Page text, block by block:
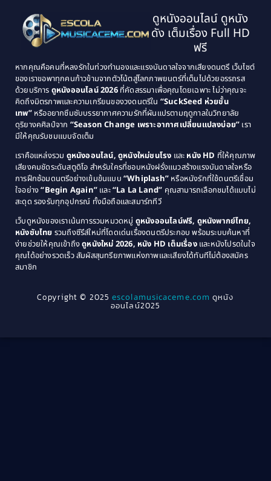
(134)
Classic หนังคลาสสิก(21)
Classic หนังคลาสสิก(25)
Comedy ตลก(46)
Comedy ตลก(515)
Coming of Age ก้าวพ้นวัย(1)
Coming-of-Age(3)
Community(1)
Crime อาชญากรรม(78)
Cult Film(4)
1995
1994
1993
1992
1989
1988
1987
1986
1985
1984
1983
1982
1979
1978
1976
1975
1974
1971
1970
1969
1968
1964
1963
1940
ดูหนังออนไลน์ ดูหนัง
ดัง เต็มเรื่อง Full HD
ฟรี
หากคุณคือคนที่หลงรักในท่วงทำนองและแรงบันดาลใจจากเสียงดนตรี เว็บไซต์
ของเราขอพาทุกคนก้าวข้ามจากตัวโน้ตสู่โลกภาพยนตร์ที่เต็มไปด้วยอรรถรส
ด้วยบริการ ดูหนังออนไลน์ 2026ที่คัดสรรมาเพื่อคุณโดยเฉพาะ ไม่ว่าคุณจะ
คิดถึงมิตรภาพและความเกรียนของวงดนตรีใน “SuckSeed ห่วยขั้น
เทพ”หรืออยากซึมซับบรรยากาศความรักที่ผันแปรตามฤดูกาลในวิทยาลัย
ดุริยางคศิลป์จาก “Season Change เพราะอากาศเปลี่ยนแปลงบ่อย” เรา
มีให้คุณรับชมแบบจัดเต็ม
เราคือแหล่งรวม ดูหนังออนไลน์, ดูหนังใหม่ชนโรง และ หนัง HD ที่ให้คุณภาพ
เสียงคมชัดระดับสตูดิโอ สำหรับใครที่ชอบหนังฝรั่งแนวสร้างแรงบันดาลใจหรือ
การฝึกซ้อมดนตรีอย่างเข้มข้นแบบ “Whiplash” หรือหนังรักที่ใช้ดนตรีเชื่อม
ใจอย่าง“Begin Again” และ“La La Land” คุณสามารถเลือกชมได้แบบไม่
สะดุด รองรับทุกอุปกรณ์ ทั้งมือถือและสมาร์ททีวี
เว็บดูหนังของเราเน้นการรวมหมวดหมู่ ดูหนังออนไลน์ฟรี, ดูหนังพากย์ไทย,
หนังซับไทย รวมถึงซีรีส์ใหม่ที่โดดเด่นเรื่องดนตรีประกอบ พร้อมระบบค้นหาที่
ง่ายช่วยให้คุณเข้าถึงดูหนังใหม่ 2026, หนัง HD เต็มเรื่องและหนังโปรดในใจ
คุณได้อย่างรวดเร็ว สัมผัสสุนทรียภาพแห่งภาพและเสียงได้ทันทีไม่ต้องสมัคร
สมาชิก
Copyright © 2025escolamusicaceme.com ดูหนัง
ออนไลน์2025